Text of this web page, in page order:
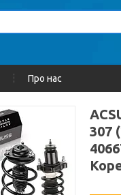
Про нас
307